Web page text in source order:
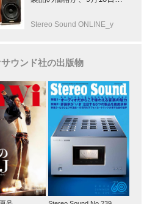
Stereo Sound ONLINE_y
ウンド社の出版物